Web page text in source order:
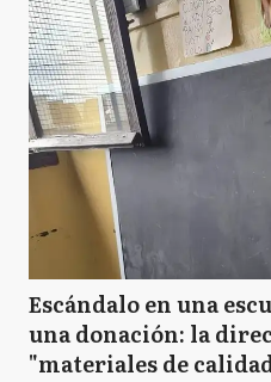
Escándalo en una
una donación: la
"materiales de